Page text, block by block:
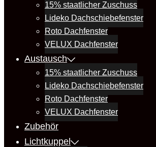
15% staatlicher Zuschuss
Lideko Dachschiebefenster
Roto Dachfenster
VELUX Dachfenster
Austausch
15% staatlicher Zuschuss
Lideko Dachschiebefenster
Roto Dachfenster
VELUX Dachfenster
Zubehör
Lichtkuppel